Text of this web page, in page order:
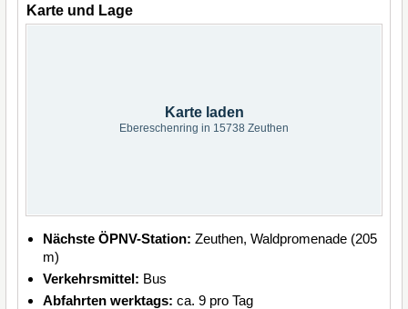
Karte und Lage
Karte laden
Ebereschenring in 15738 Zeuthen
Nächste ÖPNV-Station: Zeuthen, Waldpromenade (205
m)
Verkehrsmittel: Bus
Abfahrten werktags: ca. 9 pro Tag